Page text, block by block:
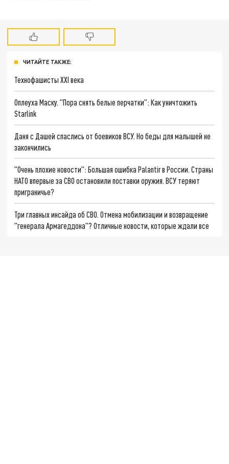
ЧИТАЙТЕ ТАКЖЕ:
Технофашисты XXI века
Оплеуха Маску. "Пора снять белые перчатки": Как уничтожить
Starlink
Даня с Дашей спаслись от боевиков ВСУ. Но беды для малышей не
закончились
"Очень плохие новости": Большая ошибка Palantir в России. Страны
НАТО впервые за СВО остановили поставки оружия. ВСУ теряют
приграничье?
Три главных инсайда об СВО. Отмена мобилизации и возвращение
"генерала Армагеддона"? Отличные новости, которые ждали все